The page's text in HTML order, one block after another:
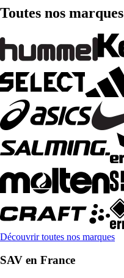
Toutes nos marques
Découvrir toutes nos marques
SAV en France